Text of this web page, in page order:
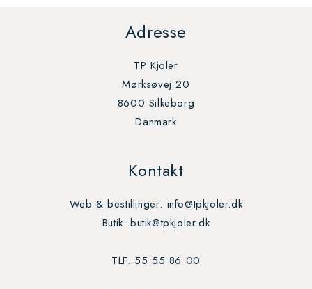
Adresse
TP Kjoler
Mørksøvej 20
8600 Silkeborg
Danmark
Kontakt
Web & bestillinger: info@tpkjoler.dk
Butik: butik@tpkjoler.dk
TLF. 55 55 86 00